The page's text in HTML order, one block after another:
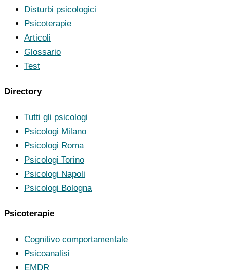
Disturbi psicologici
Psicoterapie
Articoli
Glossario
Test
Directory
Tutti gli psicologi
Psicologi Milano
Psicologi Roma
Psicologi Torino
Psicologi Napoli
Psicologi Bologna
Psicoterapie
Cognitivo comportamentale
Psicoanalisi
EMDR